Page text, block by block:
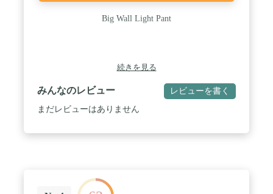
Big Wall Light Pant
続きを見る
みんなのレビュー レビューを書く
まだレビューはありません